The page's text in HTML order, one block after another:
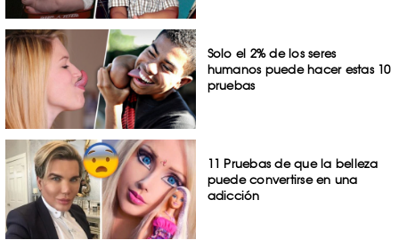
Solo el 2% de los seres
humanos puede hacer estas 10
pruebas
11 Pruebas de que la belleza
puede convertirse en una
adicción